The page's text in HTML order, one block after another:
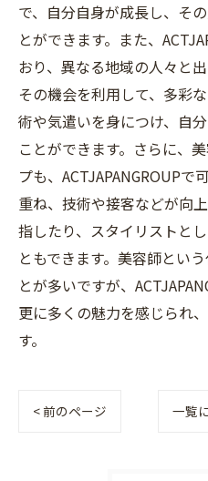
で、自分自身が成長し、そ
とができます。また、
おり、異なる地域の人々と
その機会を利用して、多彩
術や気遣いを身につけ、自
ことができます。さらに、
プも、ACTJAPANGROUP
重ね、技術や接客などが向
指したり、スタイリストと
ともできます。美容師とい
とが多いですが、
更に多くの魅力を感じられ
す。
< 前のページ 一覧